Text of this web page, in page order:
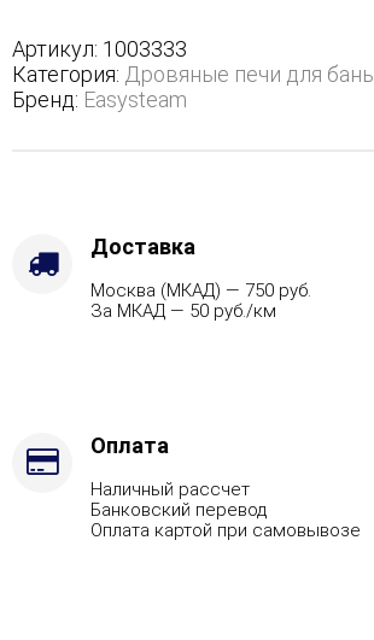
полноценном
кожухе
с
открытым
Жадеит
Защ.
экраны,
Артикул: 1003333
Категория: Дровяные печи для бань
Бренд: Easysteam
Доставка
Москва (МКАД) — 750 руб.
За МКАД — 50 руб./км
Оплата
Наличный рассчет
Банковский перевод
Оплата картой при самовывозе